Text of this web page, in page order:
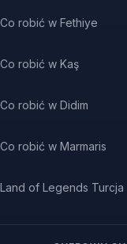
Co robić w Fethiye
Co robić w Kaş
Co robić w Didim
Co robić w Marmaris
Land of Legends Turcja